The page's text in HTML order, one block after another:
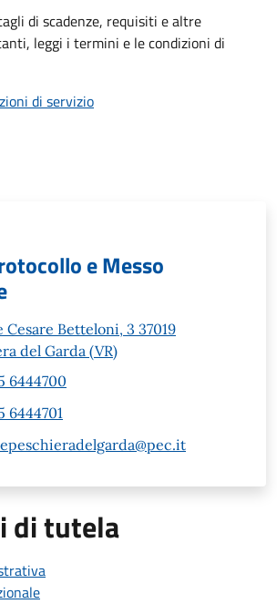
di scadenze, requisiti e altre
leggi i termini e le condizioni di
di servizio
e Messo
Cesare Betteloni, 3 37019
del Garda (VR)
6444700
6444701
di tutela